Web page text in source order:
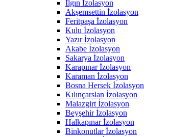
Ilgın İzolasyon
Akşemsettin İzolasyon
Feritpaşa İzolasyon
Kulu İzolasyon
Yazır İzolasyon
Akabe İzolasyon
Sakarya İzolasyon
Karapınar İzolasyon
Karaman İzolasyon
Bosna Hersek İzolasyon
Kılınçarslan İzolasyon
Malazgirt İzolasyon
Beyşehir İzolasyon
Halkapınar İzolasyon
Binkonutlar İzolasyon